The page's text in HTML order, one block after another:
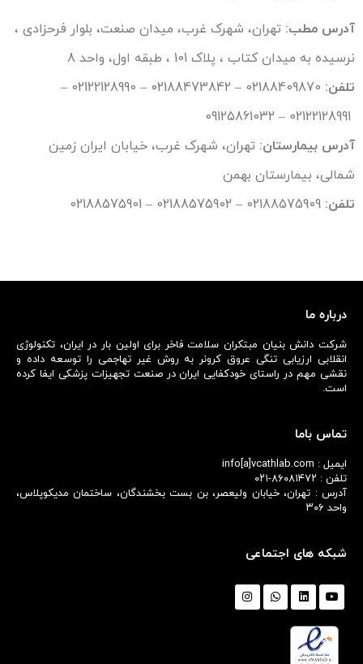
آدرس مطب: تهران، شهرک غرب، میدان صنعت، بلوار فرحزادی ،
نرسیده به میدان کتاب ، پلاک 101 ، طبقه اول، واحد 8
تلفن:
02188409870
–
02188473842
–
02122128990
–
02122128991
–
09125861032
آدرس بیمارستان: تهران، شهرک غرب، خیابان ایران زمین
شمالی، بیمارستان بهمن
تلفن:
02188575909
–
02188575902
–
02188575901
درباره ما
شرکت دانش بنیان مبتکران سلامت فاخر برای اولین بار در ایران، تکنولوژی
انقلابی ارزیابی تنگی عروق کرونر به روش غیر تهاجمی را توسعه داده و
نقشی مهم در راستای خودکفایی ایران در صنعت تجهیزات پزشکی ایفا کرده
است.
تماس باما
ایمیل : info[a]vcathlab.com
تلفن : ۸۶۰۸۱۴۷۲-۰۲۱
آدرس : تهران، خیابان ولیعصر، بن بست بخشندگان، ساختمان مدیکوپلاس،
واحد ۳۰۶
شبکه های اجتماعی